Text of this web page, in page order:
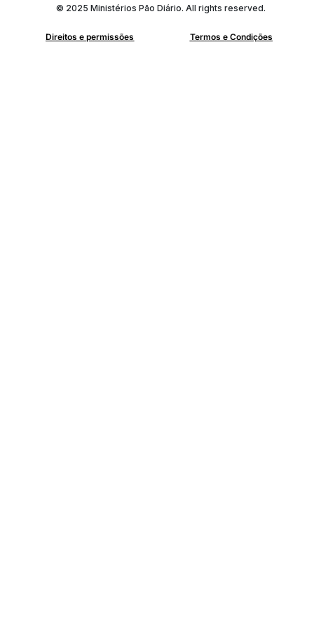
© 2025 Ministérios Pão Diário. All rights reserved.
Direitos e permissões Termos e Condições